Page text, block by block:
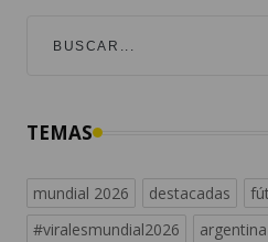
TEMAS
mundial 2026 destacadas
#viralesmundial2026
argentina